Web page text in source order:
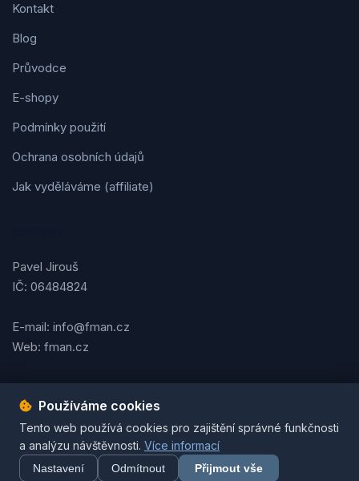
Kontakt
Blog
Průvodce
E-shopy
Podmínky použití
Ochrana osobních údajů
Jak vyděláváme (affiliate)
Pavel Jirouš
IČ: 06484824
E-mail: info@fman.cz
Web: fman.cz
Podmínky použitíOchrana osobních údajůCookies
© 2026 FMAN.cz. Všechna práva vyhrazena. | Vytvořil
Jirouš
Používáme cookies
Tento web používá cookies pro zajištění správné funkčnosti
a analýzu návštěvnosti. Více informací
Nastavení Odmítnout Přijmout vše